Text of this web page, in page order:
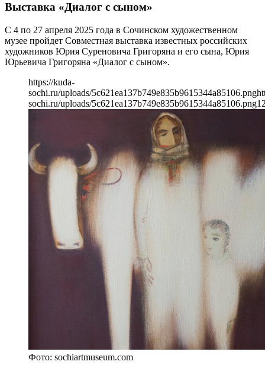
Выставка «Диалог с сыном»
С 4 по 27 апреля 2025 года в Сочинском художественном
музее пройдет Совместная выставка известных российских
художников Юрия Суреновича Григоряна и его сына, Юрия
Юрьевича Григоряна «Диалог с сыном».
https://kuda-
sochi.ru/uploads/5c621ea137b749e835b9615344a85106.png
sochi.ru/uploads/5c621ea137b749e835b9615344a85106.png
Фото: sochiartmuseum.com